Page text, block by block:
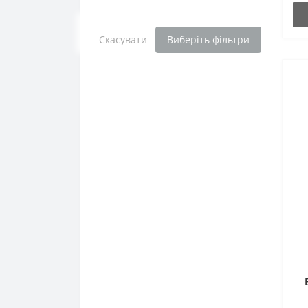
Коготь диявола
Корінь імбиру
Скасувати Виберіть фільтри